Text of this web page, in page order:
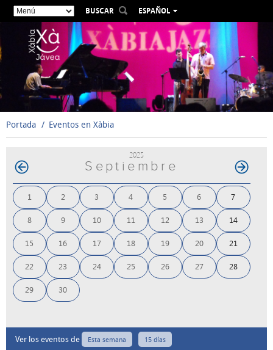
BUSCAR
ESPAÑOL
VALENCIÀ
ENGLISH
DEUTSCH
РУССКИЙ
Portada Eventos en Xàbia
2025
Septiembre
1 2 3 4 5 6 7
8 9 10 11 12 13 14
15 16 17 18 19 20 21
22 23 24 25 26 27 28
29 30
Ver los eventos de Esta semana 15 días